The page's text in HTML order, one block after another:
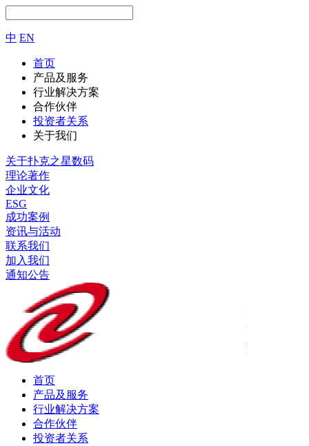
中 EN
首页
产品及服务
行业解决方案
合作伙伴
投资者关系
关于我们
关于扑克之星数码
理论著作
企业文化
ESG
成功案例
资讯与活动
联系我们
加入我们
通知公告
首页
产品及服务
行业解决方案
合作伙伴
投资者关系